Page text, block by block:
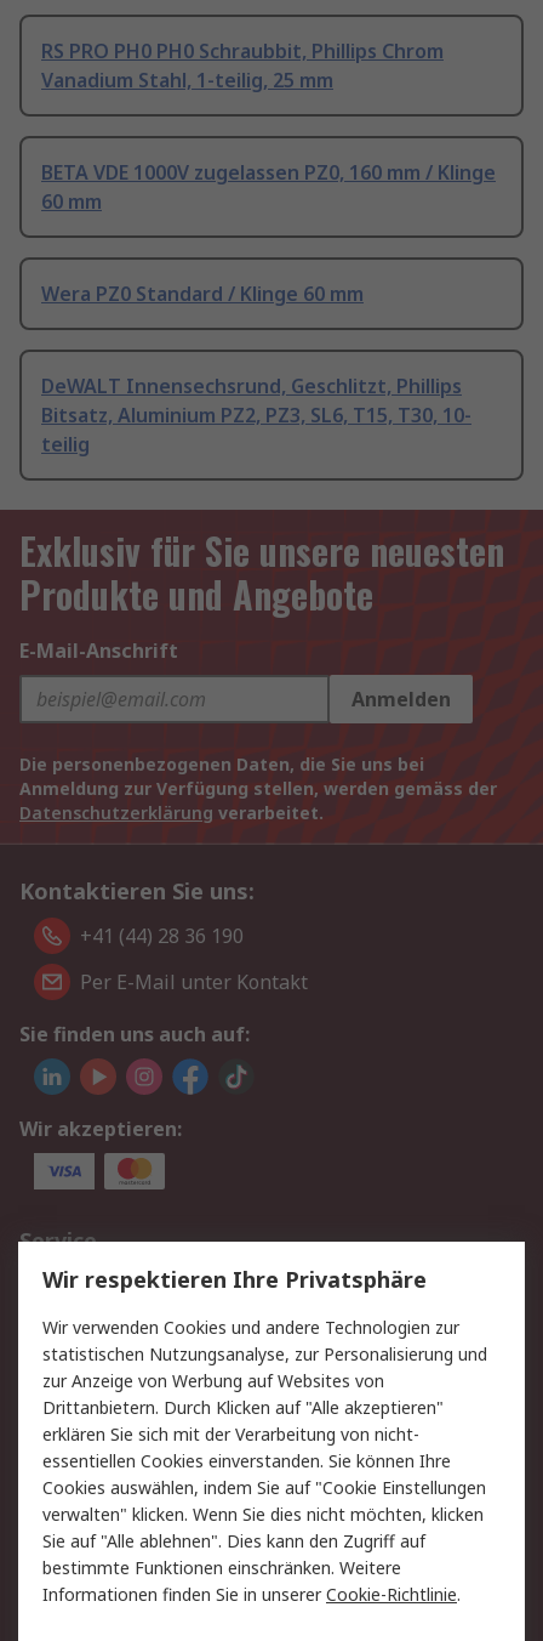
RS PRO PH0 PH0 Schraubbit, Phillips Chrom
Vanadium Stahl, 1-teilig, 25 mm
BETA VDE 1000V zugelassen PZ0, 160 mm / Klinge
60 mm
Wera PZ0 Standard / Klinge 60 mm
DeWALT Innensechsrund, Geschlitzt, Phillips
Bitsatz, Aluminium PZ2, PZ3, SL6, T15, T30, 10-
teilig
Exklusiv für Sie unsere neuesten
Produkte und Angebote
E-Mail-Anschrift
Anmelden
Die personenbezogenen Daten, die Sie uns bei
Anmeldung zur Verfügung stellen, werden gemäss der
Datenschutzerklärung verarbeitet.
Kontaktieren Sie uns:
+41 (44) 28 36 190
Per E-Mail unter Kontakt
Sie finden uns auch auf:
Wir akzeptieren:
Service
Value Added Services
Lieferlösungen
Rücksendungen
Kontakt
Hilfe
Rechtliches
AGB
Datenschutz
Cookie-Richtlinie
Zahlungsbedingungen
Copyright/Impressum
Über RS
Wir respektieren Ihre Privatsphäre
Wir verwenden Cookies und andere Technologien zur
statistischen Nutzungsanalyse, zur Personalisierung und
zur Anzeige von Werbung auf Websites von
Drittanbietern. Durch Klicken auf "Alle akzeptieren"
erklären Sie sich mit der Verarbeitung von nicht-
essentiellen Cookies einverstanden. Sie können Ihre
Cookies auswählen, indem Sie auf "Cookie Einstellungen
verwalten" klicken. Wenn Sie dies nicht möchten, klicken
Sie auf "Alle ablehnen". Dies kann den Zugriff auf
bestimmte Funktionen einschränken. Weitere
Informationen finden Sie in unsererCookie-Richtlinie.